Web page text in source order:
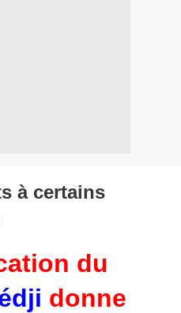
à certains
du
donne